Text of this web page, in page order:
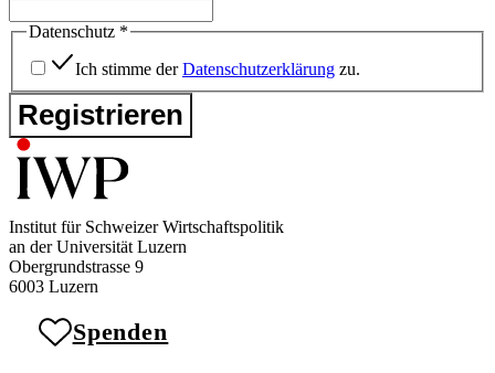
Datenschutz *
Ich stimme derDatenschutzerklärung zu.
Registrieren
Institut für Schweizer Wirtschaftspolitik
an der Universität Luzern
Obergrundstrasse 9
6003 Luzern
Spenden